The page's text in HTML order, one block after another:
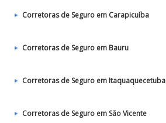
Corretoras de Seguro em Carapicuíba
Corretoras de Seguro em Bauru
Corretoras de Seguro em Itaquaquecetuba
Corretoras de Seguro em São Vicente